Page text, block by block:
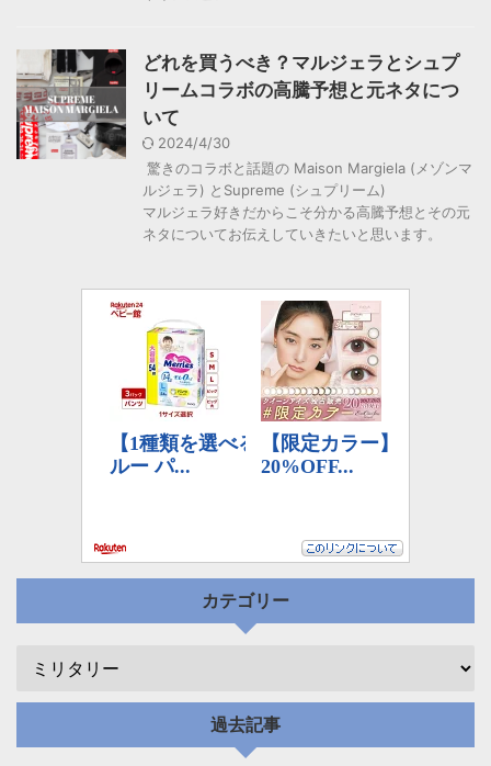
どれを買うべき？マルジェラとシュプ
リームコラボの高騰予想と元ネタにつ
いて
2024/4/30
驚きのコラボと話題の Maison Margiela (メゾンマ
ルジェラ) とSupreme (シュプリーム)
マルジェラ好きだからこそ分かる高騰予想とその元
ネタについてお伝えしていきたいと思います。
カテゴリー
過去記事